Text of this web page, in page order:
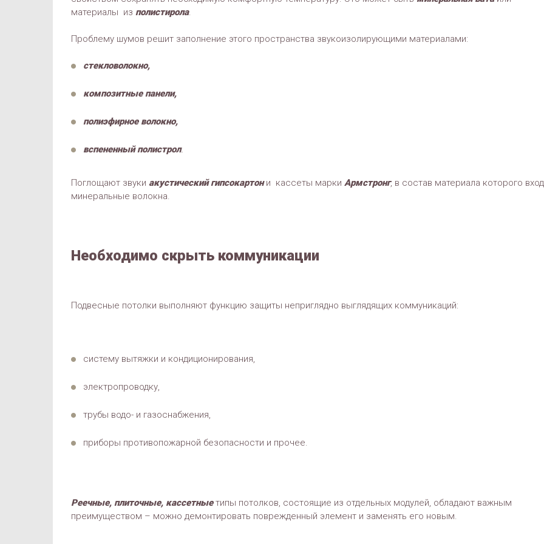
материалы из полистирола.
Проблему шумов решит заполнение этого пространства звукоизолирующими материалами:
стекловолокно,
композитные панели,
полиэфирное волокно,
вспененный полистрол.
Поглощают звуки акустический гипсокартони кассеты марки Армстронг, в состав материала которого
минеральные волокна.
Необходимо скрыть коммуникации
Подвесные потолки выполняют функцию защиты неприглядно выглядящих коммуникаций:
систему вытяжки и кондиционирования,
электропроводку,
трубы водо- и газоснабжения,
приборы противопожарной безопасности и прочее.
Реечные, плиточные, кассетныетипы потолков, состоящие из отдельных модулей, обладают важным
преимуществом – можно демонтировать поврежденный элемент и заменять его новым.